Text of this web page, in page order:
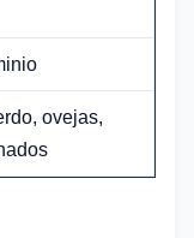
ovejas,